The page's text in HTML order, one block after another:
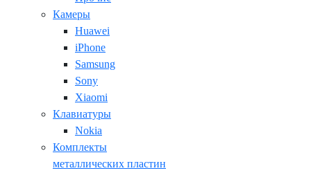
Камеры
Huawei
iPhone
Samsung
Sony
Xiaomi
Клавиатуры
Nokia
Комплекты
металлических пластин